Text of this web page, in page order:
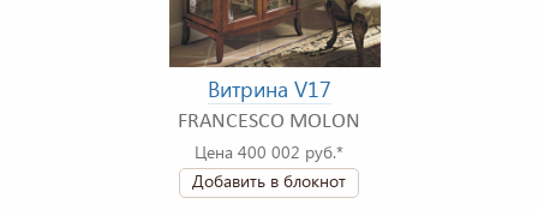
Витрина V17
FRANCESCO MOLON
Цена 400 002 руб.*
Добавить в блокнот